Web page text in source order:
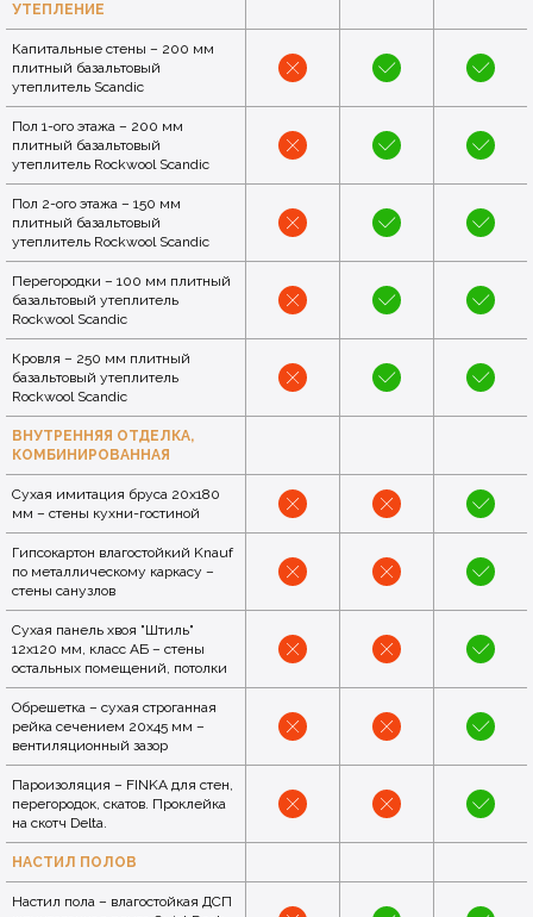
УТЕПЛЕНИЕ
Капитальные стены – 200 мм
плитный базальтовый
утеплитель Scandic
Пол 1-ого этажа – 200 мм
плитный базальтовый
утеплитель Rockwool Scandic
Пол 2-ого этажа – 150 мм
плитный базальтовый
утеплитель Rockwool Scandic
Перегородки – 100 мм плитный
базальтовый утеплитель
Rockwool Scandic
Кровля – 250 мм плитный
базальтовый утеплитель
Rockwool Scandic
ВНУТРЕННЯЯ ОТДЕЛКА,
КОМБИНИРОВАННАЯ
Сухая имитация бруса 20x180
мм – стены кухни-гостиной
Гипсокартон влагостойкий Knauf
по металлическому каркасу –
стены санузлов
Сухая панель хвоя "Штиль"
12x120 мм, класс АБ – стены
остальных помещений, потолки
Обрешетка – сухая строганная
рейка сечением 20x45 мм –
вентиляционный зазор
Пароизоляция – FINKA для стен,
перегородок, скатов. Проклейка
на скотч Delta.
НАСТИЛ ПОЛОВ
Настил пола – влагостойкая ДСП